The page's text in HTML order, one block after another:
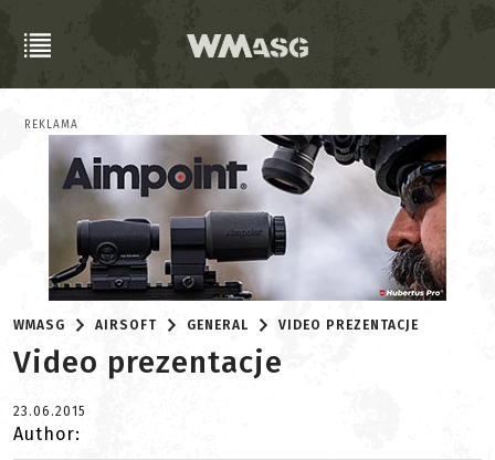
REKLAMA
WMASG AIRSOFT GENERAL VIDEO PREZENTACJE
Video prezentacje
23.06.2015
Author: